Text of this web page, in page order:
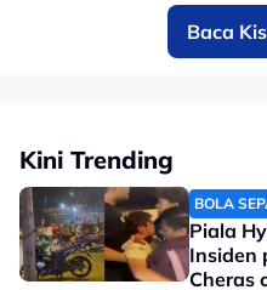
Ee Wei melahirkan rasa
berjalan lancar, selain
“Saya lega kerana
lancar dan ingin
semua atas sokongan
amat bermakna buat
Baca
Kini Trending
BOLA
Piala
Insiden
Cheras